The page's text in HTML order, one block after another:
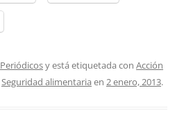
Periódicosy está etiquetada con Acción
Seguridad alimentaria en 2 enero, 2013.